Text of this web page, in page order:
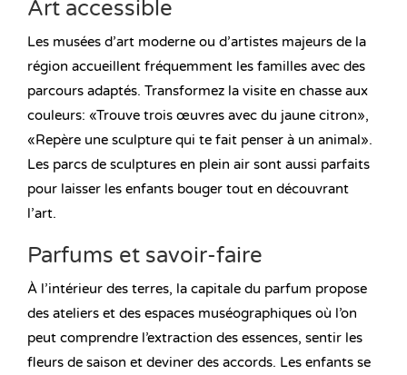
Art accessible
Les musées d’art moderne ou d’artistes majeurs de la
région accueillent fréquemment les familles avec des
parcours adaptés. Transformez la visite en chasse aux
couleurs: «Trouve trois œuvres avec du jaune citron»,
«Repère une sculpture qui te fait penser à un animal».
Les parcs de sculptures en plein air sont aussi parfaits
pour laisser les enfants bouger tout en découvrant
l’art.
Parfums et savoir-faire
À l’intérieur des terres, la capitale du parfum propose
des ateliers et des espaces muséographiques où l’on
peut comprendre l’extraction des essences, sentir les
fleurs de saison et deviner des accords. Les enfants se